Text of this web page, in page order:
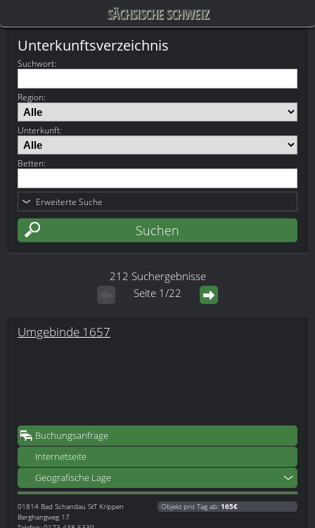
SÄCHSISCHE SCHWEIZ
Unterkunftsverzeichnis
Suchwort:
Region:
Unterkunft:
Betten:
Erweiterte Suche
212 Suchergebnisse
Seite 1/22
Umgebinde 1657
Buchungsanfrage
Internetseite
Geografische Lage
01814 Bad Schandau StT Krippen
Berghangweg 17
Objekt pro Tag ab: 165€